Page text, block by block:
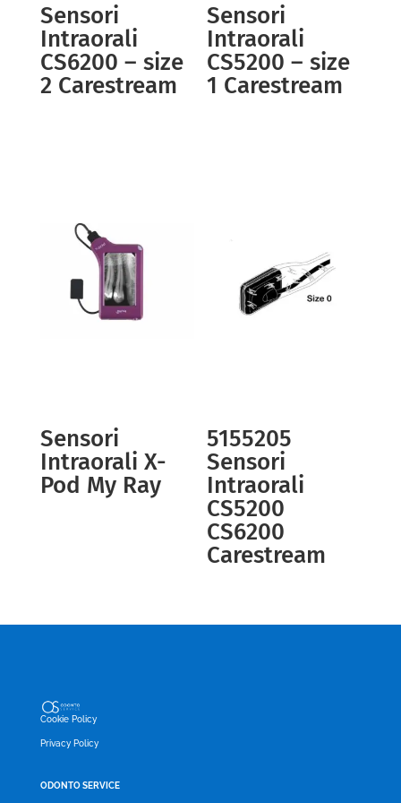
Sensori
Intraorali
CS6200 – size
2 Carestream
Sensori
Intraorali
CS5200 – size
1 Carestream
Sensori
Intraorali X-
Pod My Ray
5155205
Sensori
Intraorali
CS5200
CS6200
Carestream
Cookie Policy
Privacy Policy
ODONTO SERVICE